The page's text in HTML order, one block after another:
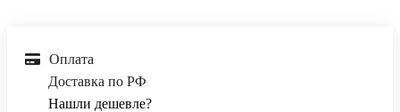
Оплата
Доставка по РФ
Нашли дешевле?